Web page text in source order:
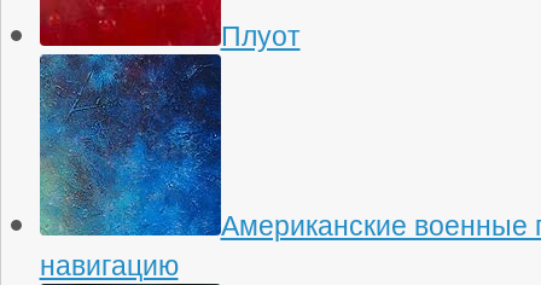
Плуот
Американские военные
навигацию